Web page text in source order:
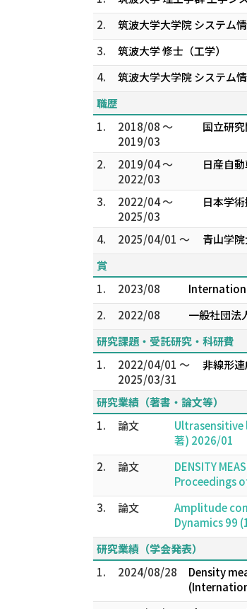
2.
筑波大学大学院 システム
3.
筑波大学 修士（工学）
4.
筑波大学大学院 システム
職歴
1.
2018/08 ～
2019/03
国立研
2.
2019/04 ～
2022/03
日産自
3.
2022/04 ～
2025/03
日本学
4. 2025/04/01 ～
青山学
賞
1.
2023/08
2.
2022/08
一般社団法
研究課題・受託研究・科研費
1.
2022/04/01 ～
2025/03/31
非線形
研究業績（著書・論文等）
1.
論文
著) 2026/01
2.
論文
DENSITY
Proceedings
3.
論文
Amplitude
Dynamics 99
研究業績（学会発表）
1.
2024/08/28
Density